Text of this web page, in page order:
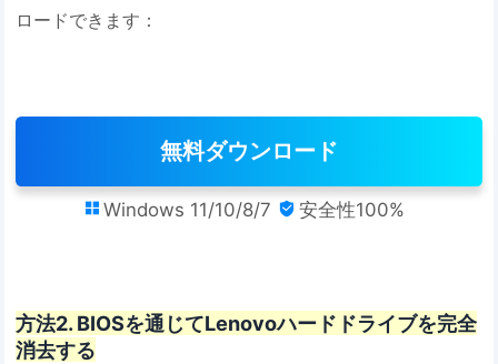
ロードできます：
無料ダウンロード
 Windows 11/10/8/7  安全性100%
方法2. BIOSを通じてLenovoハードドライブを完全
消去する